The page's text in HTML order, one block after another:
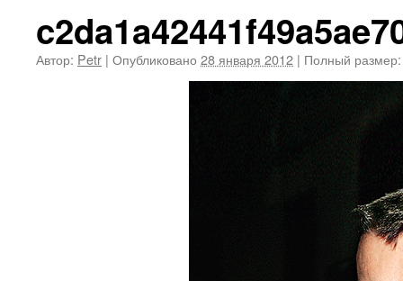
Автор: Petr | Опубликовано 28 января 2012 | Полный